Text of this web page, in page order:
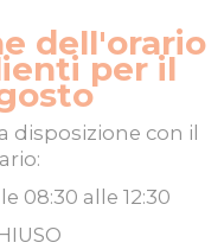
dell'orario
per il
disposizione con il
08:30 alle 12:30